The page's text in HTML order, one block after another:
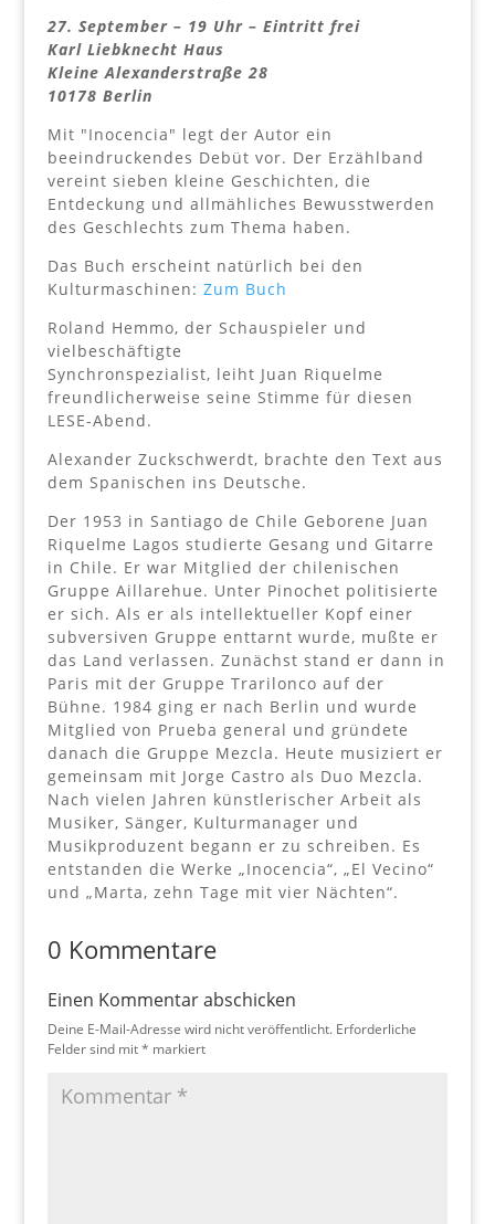
27. September – 19 Uhr – Eintritt frei
Karl Liebknecht Haus
Kleine Alexanderstraße 28
10178 Berlin
Mit "Inocencia" legt der Autor ein
beeindruckendes Debüt vor. Der Erzählband
vereint sieben kleine Geschichten, die
Entdeckung und allmähliches Bewusstwerden
des Geschlechts zum Thema haben.
Das Buch erscheint natürlich bei den
Kulturmaschinen: Zum Buch
Roland Hemmo, der Schauspieler und
vielbeschäftigte
Synchronspezialist, leiht Juan Riquelme
freundlicherweise seine Stimme für diesen
LESE-Abend.
Alexander Zuckschwerdt, brachte den Text aus
dem Spanischen ins Deutsche.
Der 1953 in Santiago de Chile Geborene Juan
Riquelme Lagos studierte Gesang und Gitarre
in Chile. Er war Mitglied der chilenischen
Gruppe Aillarehue. Unter Pinochet politisierte
er sich. Als er als intellektueller Kopf einer
subversiven Gruppe enttarnt wurde, mußte er
das Land verlassen. Zunächst stand er dann in
Paris mit der Gruppe Trarilonco auf der
Bühne. 1984 ging er nach Berlin und wurde
Mitglied von Prueba general und gründete
danach die Gruppe Mezcla. Heute musiziert er
gemeinsam mit Jorge Castro als Duo Mezcla.
Nach vielen Jahren künstlerischer Arbeit als
Musiker, Sänger, Kulturmanager und
Musikproduzent begann er zu schreiben. Es
entstanden die Werke „Inocencia“, „El Vecino“
und „Marta, zehn Tage mit vier Nächten“.
0 Kommentare
Einen Kommentar abschicken
Deine E-Mail-Adresse wird nicht veröffentlicht. Erforderliche
Felder sind mit* markiert